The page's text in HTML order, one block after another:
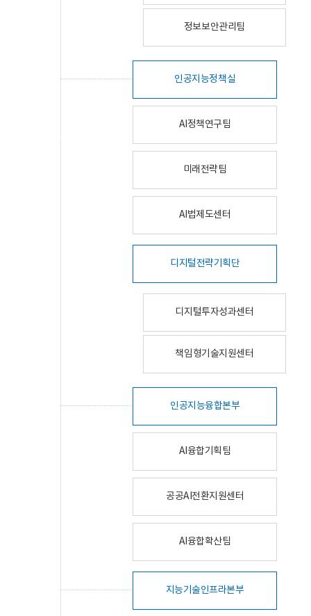
정보보안관리팀
인공지능정책실
AI정책연구팀
미래전략팀
AI법제도센터
디지털전략기획단
디지털투자성과센터
책임형기술지원센터
인공지능융합본부
AI융합기획팀
공공AI전환지원센터
AI융합확산팀
지능기술인프라본부